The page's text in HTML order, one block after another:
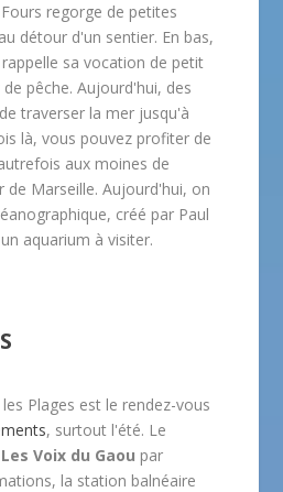
regorge de petites
détour d'un sentier. En bas,
sa vocation de petit
pêche. Aujourd'hui, des
traverser la mer jusqu'à
là, vous pouvez profiter de
aux moines de
de Marseille. Aujourd'hui, on
créé par Paul
aquarium à visiter.
Plages est le rendez-vous
, surtout l'été. Le
Les Voix du Gaou par
la station balnéaire